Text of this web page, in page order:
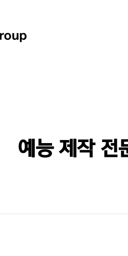
예능 제작 전